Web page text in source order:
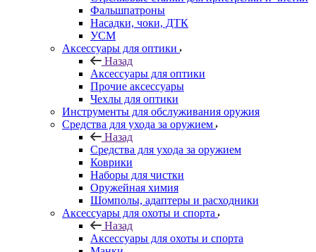
Фальшпатроны
Насадки, чоки, ДТК
УСМ
Аксессуары для оптики
Назад
Аксессуары для оптики
Прочие аксессуары
Чехлы для оптики
Инструменты для обслуживания оружия
Средства для ухода за оружием
Назад
Средства для ухода за оружием
Коврики
Наборы для чистки
Оружейная химия
Шомполы, адаптеры и расходники
Аксессуары для охоты и спорта
Назад
Аксессуары для охоты и спорта